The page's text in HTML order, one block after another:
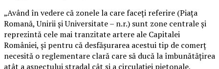
„Având în vedere că zonele la care faceţi referire (Piaţa
Romană, Unirii şi Universitate – n.r.) sunt zone centrale şi
reprezintă cele mai tranzitate artere ale Capitalei
României, şi pentru că desfăşurarea acestui tip de comerţ
necesită o reglementare clară care să ducă la îmbunătăţirea
atât a aspectului stradal cât şi a circulaţiei pietonale,